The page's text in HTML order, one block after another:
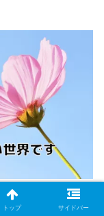
トップ サイドバー